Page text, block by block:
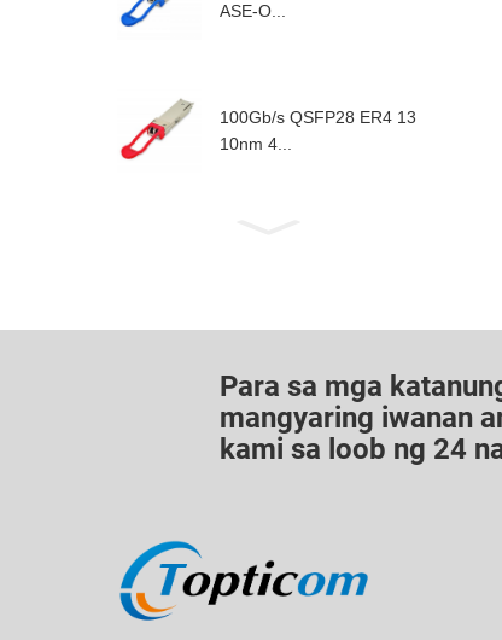
ASE-O...
100Gb/s QSFP28 ER4 13
10nm 4...
Para sa mga
mangyaring iwanan
kami sa loob ng 24